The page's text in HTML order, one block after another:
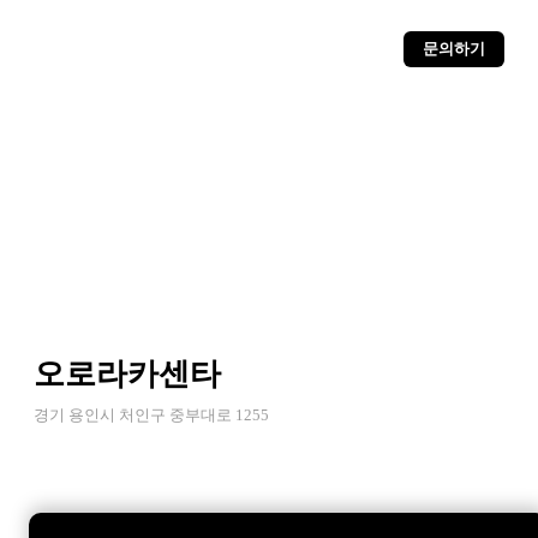
문의하기
오로라카센타
경기 용인시 처인구 중부대로 1255